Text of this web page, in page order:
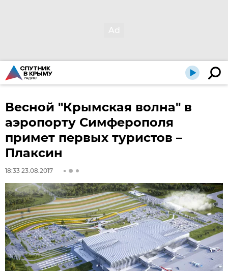
Весной "Крымская волна" в
аэропорту Симферополя
примет первых туристов –
Плаксин
18:33 23.08.2017